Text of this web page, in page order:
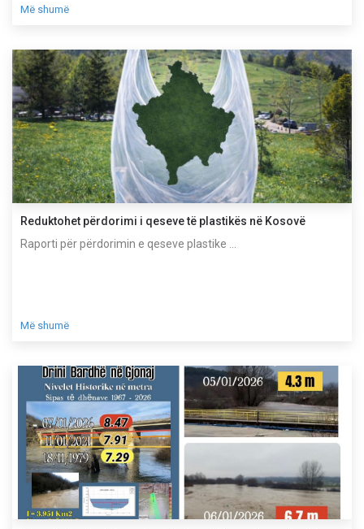
Më shumë
Reduktohet përdorimi i qeseve të plastikës në Kosovë
Raporti për përdorimin e qeseve plastike ...
Më shumë